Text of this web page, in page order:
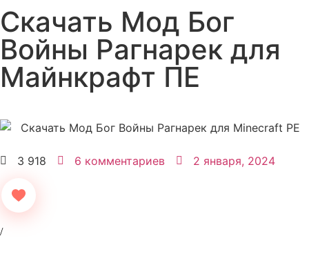
Скачать Мод Бог
Войны Рагнарек для
Майнкрафт ПЕ
3 918 6 комментариев 2 января, 2024